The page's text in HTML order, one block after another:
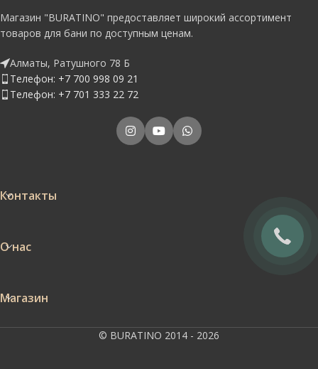
Магазин "BURATINO" предоставляет широкий ассортимент
товаров для бани по доступным ценам.
Алматы, Ратушного 78 Б
Телефон: +7 700 998 09 21
Телефон: +7 701 333 22 72
Контакты
О нас
Магазин
© BURATINO 2014 - 2026